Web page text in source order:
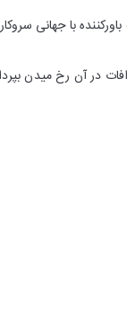
با جهانی
در آن رخ میدن